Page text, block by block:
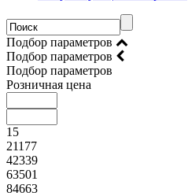
Подбор параметров
Подбор параметров
Подбор параметров
Розничная цена
15
21177
42339
63501
84663